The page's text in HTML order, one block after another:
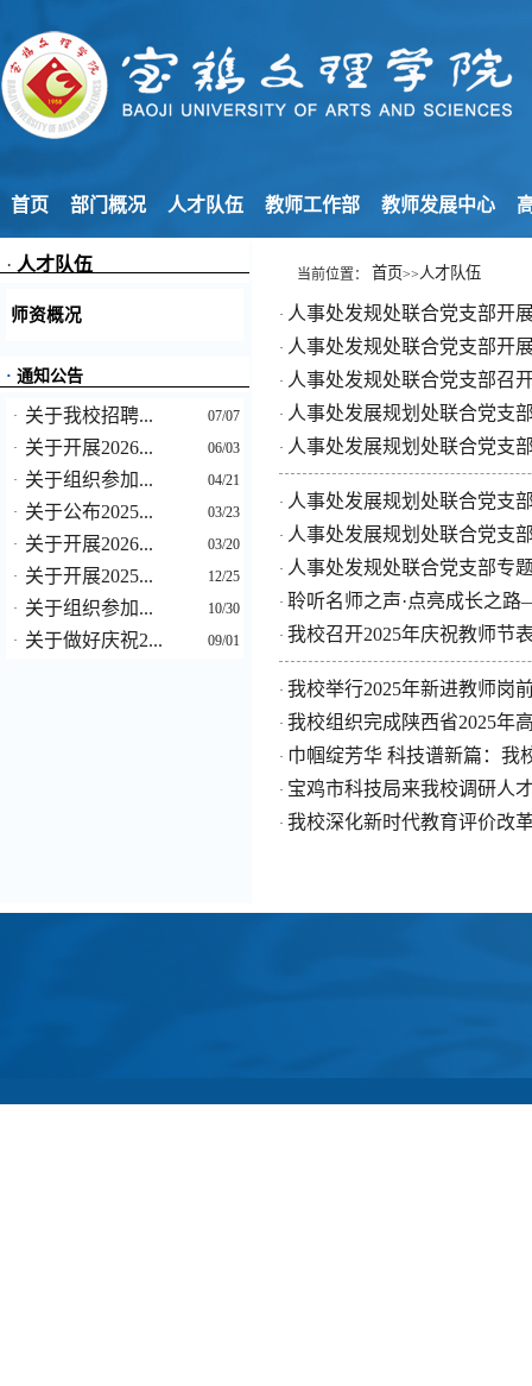
首页 部门概况 人才队伍 教师工作部 教师发展中心
· 人才队伍
师资概况
· 通知公告
· 关于我校招聘...
07/07
· 关于开展2026...
06/03
· 关于组织参加...
04/21
· 关于公布2025...
03/23
· 关于开展2026...
03/20
· 关于开展2025...
12/25
· 关于组织参加...
10/30
· 关于做好庆祝2... 09/01
当前位置： 首页>>人才队伍
· 人事处发规处联合党支部开
· 人事处发规处联合党支部开
· 人事处发规处联合党支部召
· 人事处发展规划处联合党支
· 人事处发展规划处联合党支
· 人事处发展规划处联合党支
· 人事处发展规划处联合党支
· 人事处发规处联合党支部专
· 聆听名师之声·点亮成长之
· 我校召开2025年庆祝教师节
· 我校举行2025年新进教师岗
· 我校组织完成陕西省2025年
· 巾帼绽芳华 科技谱新篇：我
· 宝鸡市科技局来我校调研人
· 我校深化新时代教育评价改